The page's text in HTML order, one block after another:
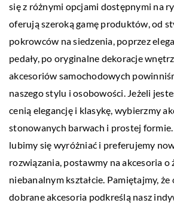
się z różnymi opcjami dostępnymi na
oferują szeroką gamę produktów, od
pokrowców na siedzenia, poprzez
pedały, po oryginalne dekoracje
akcesoriów samochodowych
naszego stylu i osobowości. Jeżeli
cenią elegancję i klasykę, wybierzmy
stonowanych barwach i prostej
lubimy się wyróżniać i preferujemy
rozwiązania, postawmy na akcesoria o
niebanalnym kształcie. Pamiętajmy,
dobrane akcesoria podkreślą nasz